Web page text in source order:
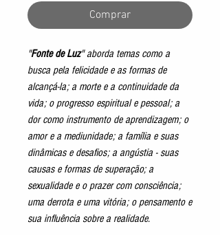
Comprar
"Fonte de Luz" aborda temas como a
busca pela felicidade e as formas de
alcançá-la; a morte e a continuidade da
vida; o progresso espiritual e pessoal; a
dor como instrumento de aprendizagem; o
amor e a mediunidade; a família e suas
dinâmicas e desafios; a angústia - suas
causas e formas de superação; a
sexualidade e o prazer com consciência;
uma derrota e uma vitória; o pensamento e
sua influência sobre a realidade.